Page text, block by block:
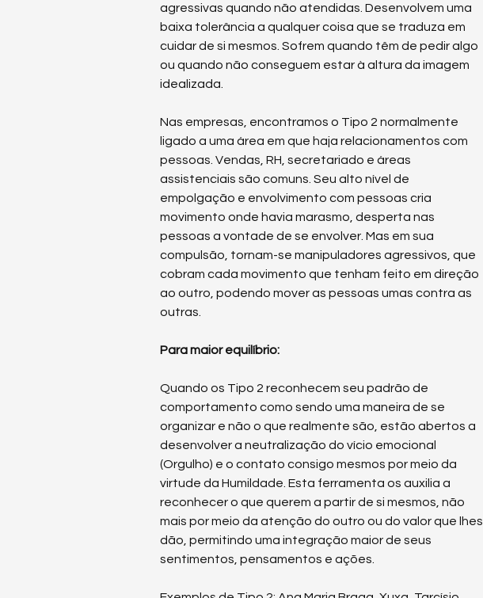
agressivas quando não atendidas. Desenvolvem uma
baixa tolerância a qualquer coisa que se traduza em
cuidar de si mesmos. Sofrem quando têm de pedir algo
ou quando não conseguem estar à altura da imagem
idealizada.
Nas empresas, encontramos o Tipo 2 normalmente
ligado a uma área em que haja relacionamentos com
pessoas. Vendas, RH, secretariado e áreas
assistenciais são comuns. Seu alto nível de
empolgação e envolvimento com pessoas cria
movimento onde havia marasmo, desperta nas
pessoas a vontade de se envolver. Mas em sua
compulsão, tornam-se manipuladores agressivos, que
cobram cada movimento que tenham feito em direção
ao outro, podendo mover as pessoas umas contra as
outras.
Para maior equilíbrio:
Quando os Tipo 2 reconhecem seu padrão de
comportamento como sendo uma maneira de se
organizar e não o que realmente são, estão abertos a
desenvolver a neutralização do vício emocional
(Orgulho) e o contato consigo mesmos por meio da
virtude da Humildade. Esta ferramenta os auxilia a
reconhecer o que querem a partir de si mesmos, não
mais por meio da atenção do outro ou do valor que lhes
dão, permitindo uma integração maior de seus
sentimentos, pensamentos e ações.